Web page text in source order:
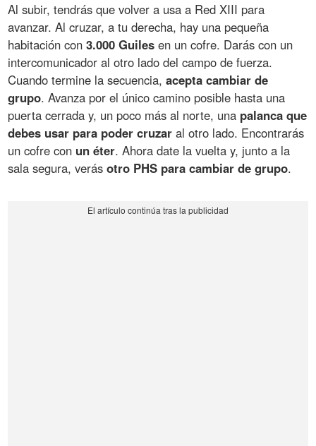
Al subir, tendrás que volver a usa a Red XIII para
avanzar. Al cruzar, a tu derecha, hay una pequeña
habitación con3.000 Guiles en un cofre. Darás con un
intercomunicador al otro lado del campo de fuerza.
Cuando termine la secuencia,acepta cambiar de
grupo. Avanza por el único camino posible hasta una
puerta cerrada y, un poco más al norte, una palanca que
debes usar para poder cruzar al otro lado. Encontrarás
un cofre con un éter. Ahora date la vuelta y, junto a la
sala segura, verásotro PHS para cambiar de grupo.